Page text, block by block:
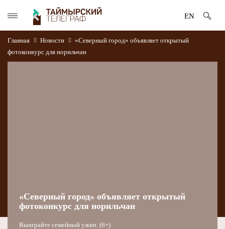
EN
Главная Новости
«Северный город» объявляет открытый
фотоконкурс для норильчан
«Северный город» объявляет открытый
фотоконкурс для норильчан
Выиграйте семейный ужин. (6+)